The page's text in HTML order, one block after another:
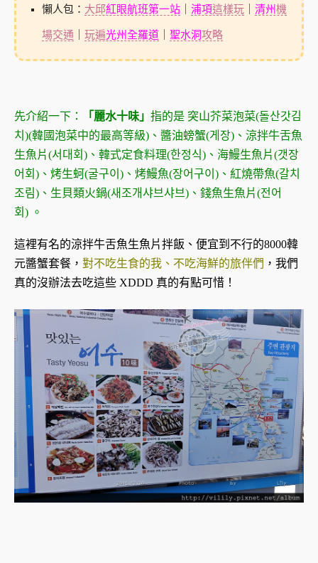
懶人包： 大邱紅眼航班第一站｜ 浦項這樣玩｜ 清州機
場交通 玩遍光州全羅道｜ 聖水洞攻略
先介紹一下： 「麗水十味」 指的是 突山芥菜泡菜(돌산갓김
치)(韓國泡菜中的最高等級)、醬油螃蟹(게장)、涼拌牛舌魚
生魚片(서대회)、韓式定食料理(한정식)、海鰻生魚片(갯장
어회)、烤生蚵(굴구이)、烤鰻魚(장어구이)、紅燒帶魚(갈치
조림)、生貝類火鍋(새조개샤브샤브)、錢魚生魚片(전어
회) 。
這裡有名的涼拌牛舌魚生魚片拌飯、便宜到不行的8000韓
元醬蟹套餐， 對不吃生食的我、不吃海鮮的旅伴們 ，我們
真的沒辦法去吃這些 XDDD 真的有點可惜！